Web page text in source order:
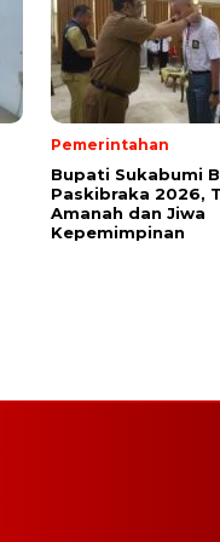
Pemerintahan
Bupati Sukabumi
Paskibraka 2026,
Amanah dan Jiwa
Kepemimpinan